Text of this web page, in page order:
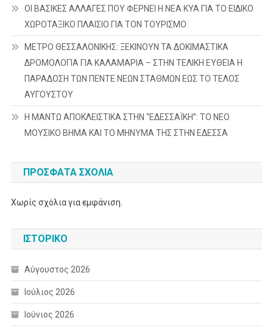
ΟΙ ΒΑΣΙΚΕΣ ΑΛΛΑΓΕΣ ΠΟΥ ΦΕΡΝΕΙ Η ΝΕΑ ΚΥΑ ΓΙΑ ΤΟ ΕΙΔΙΚΟ
ΧΩΡΟΤΑΞΙΚΟ ΠΛΑΙΣΙΟ ΓΙΑ ΤΟΝ ΤΟΥΡΙΣΜΟ
ΜΕΤΡΟ ΘΕΣΣΑΛΟΝΙΚΗΣ: ΞΕΚΙΝΟΥΝ ΤΑ ΔΟΚΙΜΑΣΤΙΚΑ
ΔΡΟΜΟΛΟΓΙΑ ΓΙΑ ΚΑΛΑΜΑΡΙΑ – ΣΤΗΝ ΤΕΛΙΚΗ ΕΥΘΕΙΑ Η
ΠΑΡΑΔΟΣΗ ΤΩΝ ΠΕΝΤΕ ΝΕΩΝ ΣΤΑΘΜΩΝ ΕΩΣ ΤΟ ΤΕΛΟΣ
ΑΥΓΟΥΣΤΟΥ
Η ΜΑΝΤΩ ΑΠΟΚΛΕΙΣΤΙΚΑ ΣΤΗΝ “ΕΔΕΣΣΑΪΚΗ”: ΤΟ ΝΕΟ
ΜΟΥΣΙΚΟ ΒΗΜΑ ΚΑΙ ΤΟ ΜΗΝΥΜΑ ΤΗΣ ΣΤΗΝ ΕΔΕΣΣΑ
ΠΡΌΣΦΑΤΑ ΣΧΌΛΙΑ
Χωρίς σχόλια για εμφάνιση.
ΙΣΤΟΡΙΚΌ
Αύγουστος 2026
Ιούλιος 2026
Ιούνιος 2026